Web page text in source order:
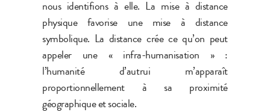
nous identifions à elle. La mise à distance
physique favorise une mise à distance
symbolique. La distance crée ce qu’on peut
appeler une « infra-humanisation » :
l’humanité d’autrui m’apparaît
proportionnellement à sa proximité
géographique et sociale.